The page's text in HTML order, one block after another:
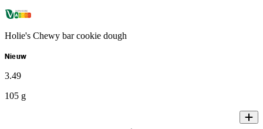
Holie's Chewy bar cookie dough
Nieuw
3.49
105 g